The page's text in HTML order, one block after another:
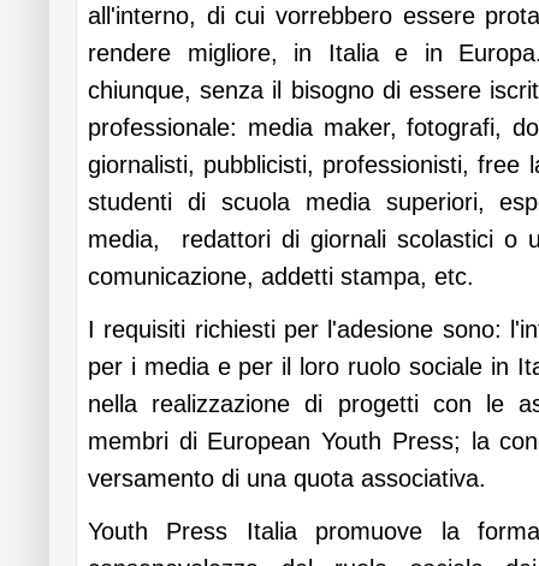
all'interno, di cui vorrebbero essere
rendere migliore, in Italia e in
chiunque, senza il bisogno di essere
professionale: media maker, fotografi,
giornalisti, pubblicisti, professionisti, free
studenti di scuola media superiori,
media, redattori di giornali scolastici o
comunicazione, addetti stampa, etc.
I requisiti richiesti per l'adesione sono:
per i media e per il loro ruolo sociale in
nella realizzazione di progetti con le
membri di European Youth Press; la
versamento di una quota associativa.
Youth Press Italia promuove la